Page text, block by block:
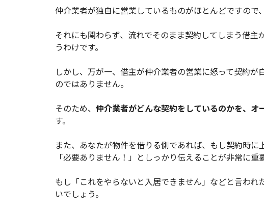
仲介業者が独自に営業しているものがほとんどですので、
それにも関わらず、流れでそのまま契約してしまう借
うわけです。
しかし、万が一、借主が仲介業者の営業に怒って契約
のではありません。
そのため、 仲介業者がどんな契約をしているのかを、オ
す。
また、あなたが物件を借りる側であれば、もし契約時に
「必要ありません！」としっかり伝えることが非常に重
もし「これをやらないと入居できません」などと言わ
いでしょう。